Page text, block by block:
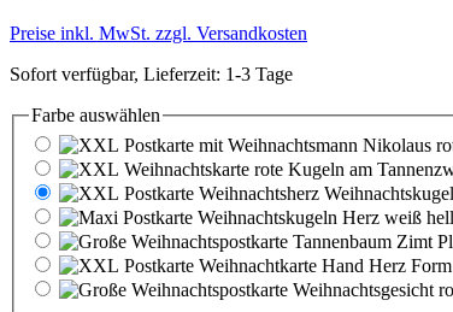
Preise inkl. MwSt. zzgl. Versandkosten
Sofort verfügbar, Lieferzeit: 1-3 Tage
Farbe auswählen